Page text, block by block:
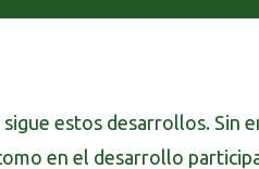
estos desarrollos. Sin
en el desarrollo